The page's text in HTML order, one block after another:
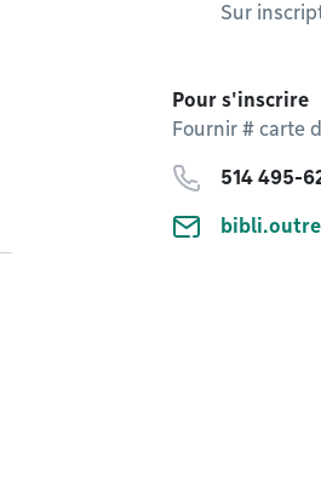
Sur
Pour s'inscrire
Fournir # carte
514 495-